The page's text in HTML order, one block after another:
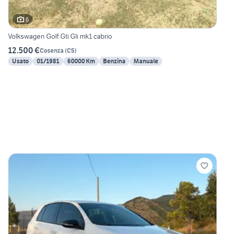
6
Volkswagen Golf Gti Gli mk1 cabrio
12.500 €Cosenza (CS)
Usato
01/1981 60000 Km Benzina Manuale